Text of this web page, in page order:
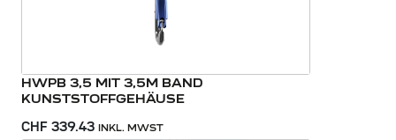
HWPB 3,5 MIT 3,5M BAND
KUNSTSTOFFGEHÄUSE
CHF 339.43 INKL. MWST